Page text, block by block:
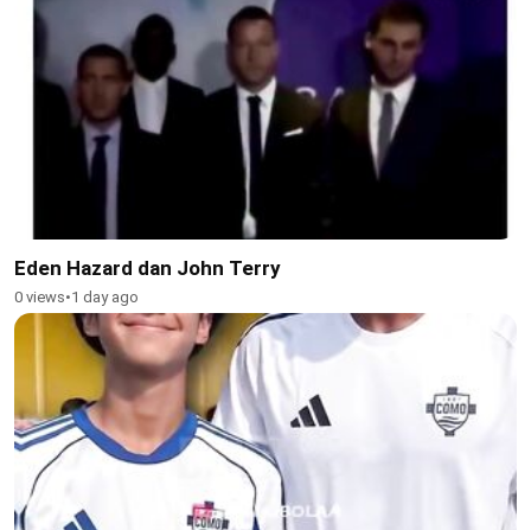
Eden Hazard dan John Terry
0 views•1 day ago